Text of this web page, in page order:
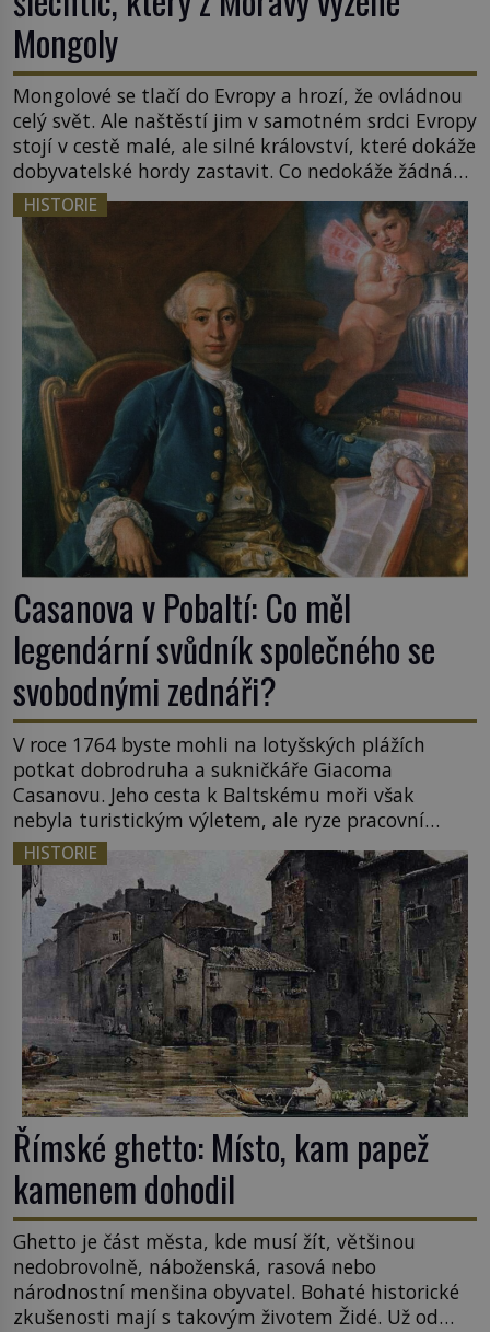
Mongoly
Mongolové se tlačí do Evropy a hrozí, že ovládnou
celý svět. Ale naštěstí jim v samotném srdci Evropy
stojí v cestě malé, ale silné království, které dokáže
dobyvatelské hordy zastavit. Co nedokáže žádná
z asijských říší, co nedokážou Němci – to dokáže
český král. Nebo že by ne? Mongolové od roku 1223
postupují podél Kaspického a Azovského moře, […]
HISTORIE
Casanova v Pobaltí: Co měl
legendární svůdník společného se
svobodnými zednáři?
V roce 1764 byste mohli na lotyšských plážích
potkat dobrodruha a sukničkáře Giacoma
Casanovu. Jeho cesta k Baltskému moři však
nebyla turistickým výletem, ale ryze pracovní
cestou se zištnými úmysly. Jaký cíl Casanova
sledoval, když se například procházel uličkami
lotyšské Rigy? Casanova v Pobaltí kontaktoval
tamní zednářské lóže. Nebyl v této oblasti žádným
nováčkem, protože do zednářské […]
HISTORIE
Římské ghetto: Místo, kam papež
kamenem dohodil
Ghetto je část města, kde musí žít, většinou
nedobrovolně, náboženská, rasová nebo
národnostní menšina obyvatel. Bohaté historické
zkušenosti mají s takovým životem Židé. Už od